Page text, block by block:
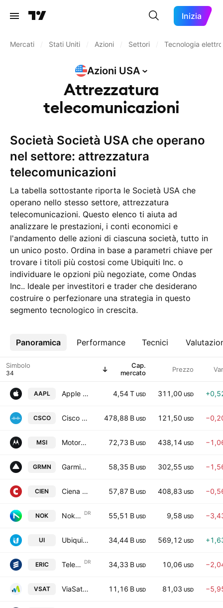
Inizia
Mercati Stati Uniti Azioni Settori Tecnologia
Azioni USA
Attrezzatura
telecomunicazioni
Società Società USA che operano
nel settore: attrezzatura
telecomunicazioni
La tabella sottostante riporta le Società USA che
operano nello stesso settore, attrezzatura
telecomunicazioni. Questo elenco ti aiuta ad
analizzare le prestazioni, i conti economici e
l'andamento delle azioni di ciascuna società, tutto in
un unico posto. Ordina in base a parametri chiave per
trovare i titoli più costosi come Ubiquiti Inc. o
individuare le opzioni più negoziate, come Ondas
Inc.. Ideale per investitori e trader che desiderano
costruire o perfezionare una strategia in questo
segmento tecnologico in crescita.
Panoramica Performance Tecnici
Altro
Simbolo
Cap.
mercato
Prezzo
AAPL Apple Inc. 4,54 T USD 311,00 USD
CSCO Cisco Systems, Inc. 478,88 B USD 121,50 USD
MSI Motorola Solutions, Inc. 72,73 B USD 438,14 USD
GRMN Garmin Ltd. 58,35 B USD 302,55 USD
CIEN Ciena Corporation 57,87 B USD 408,83 USD
NOK Nokia Oyj Sponsored ADR DR 55,51 B USD 9,58 USD
UI Ubiquiti Inc. 34,44 B USD 569,12 USD
ERIC Telefonaktiebolaget LM Ericsson Sponsored ADR Class B DR 34,33 B USD 10,06 USD
VSAT ViaSat, Inc. 11,16 B USD 81,03 USD